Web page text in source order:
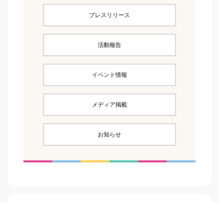
プレスリリース
活動報告
イベント情報
メディア掲載
お知らせ